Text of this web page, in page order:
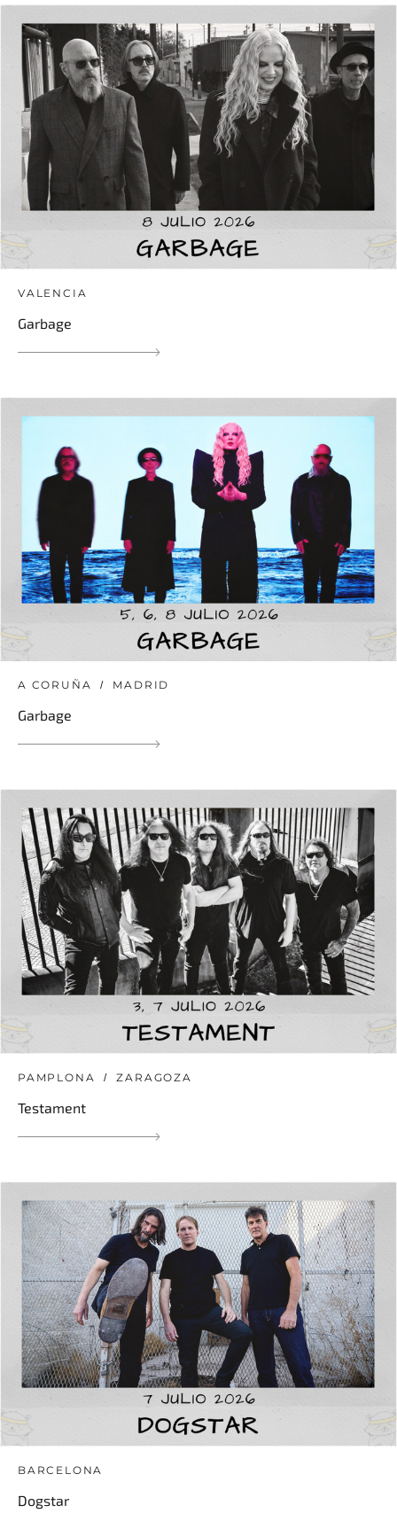
VALENCIA
Garbage
A CORUÑA MADRID
Garbage
PAMPLONA ZARAGOZA
Testament
BARCELONA
Dogstar